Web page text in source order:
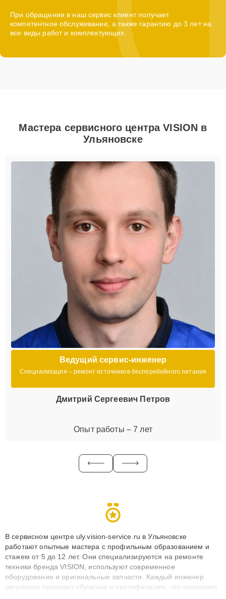
При обращении в наш сервис клиент получает
компетентное обслуживание, а также гарантию до 3 лет на
все виды работ и комплектующих.
Мастера сервисного центра VISION в
Ульяновске
Ведущий сервис-инженер
Специализация – ремонт источников бесперебойного питания
Дмитрий Сергеевич Петров
Опыт работы – 7 лет
В сервисном центре uly.vision-service.ru в Ульяновске
работают опытные мастера с профильным образованием и
стажем от 5 до 12 лет. Они специализируются на ремонте
техники бренда VISION, используют современное
оборудование и оригинальные запчасти. Каждый инженер
регулярно проходит обучение и сертификацию, что позволяет